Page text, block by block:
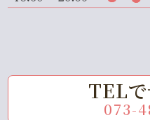
TEL
073-